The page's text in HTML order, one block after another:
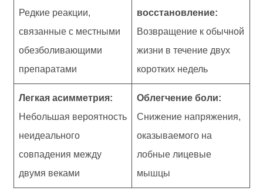
восстановление:
Возвращение к обычной
жизни в течение двух
коротких недель
Редкие реакции,
связанные с местными
обезболивающими
препаратами
Облегчение боли:
Снижение напряжения,
оказываемого на
лобные лицевые
мышцы
Легкая асимметрия:
Небольшая вероятность
неидеального
совпадения между
двумя веками